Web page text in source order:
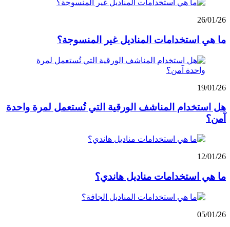
26/01/26
ما هي استخدامات المناديل غير المنسوجة؟
19/01/26
هل استخدام المناشف الورقية التي تُستعمل لمرة واحدة
آمن؟
12/01/26
ما هي استخدامات مناديل هاندي؟
05/01/26